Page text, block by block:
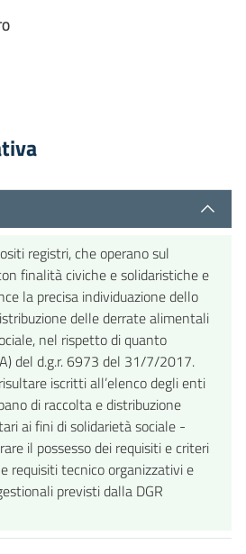
registri, che operano sul
finalità civiche e solidaristiche e
la precisa individuazione dello
delle derrate alimentali
nel rispetto di quanto
del d.g.r. 6973 del 31/7/2017.
iscritti all’elenco degli enti
di raccolta e distribuzione
ai fini di solidarietà sociale -
il possesso dei requisiti e criteri
requisiti tecnico organizzativi e
previsti dalla DGR